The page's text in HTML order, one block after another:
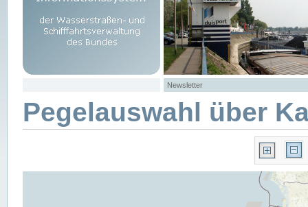
Newsletter
Pegelauswahl über